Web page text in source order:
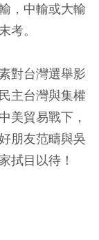
，中輸或大輸
考。
對台灣選舉影
主台灣與集權
美貿易戰下，
朋友范疇與吳
拭目以待！